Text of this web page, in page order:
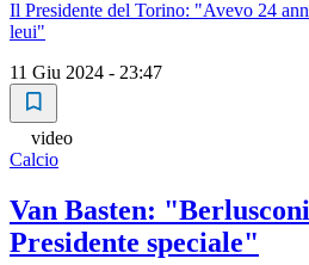
Il Presidente del Torino: "Avevo 24
leui"
11 Giu 2024 - 23:47
video
Calcio
Van Basten:
Presidente speciale"